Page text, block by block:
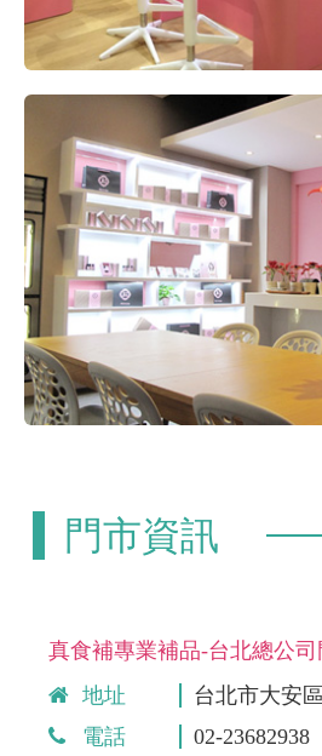
門市資訊
真食補專業補品-台北總公司
地址
台北市大安
電話
02-23682938